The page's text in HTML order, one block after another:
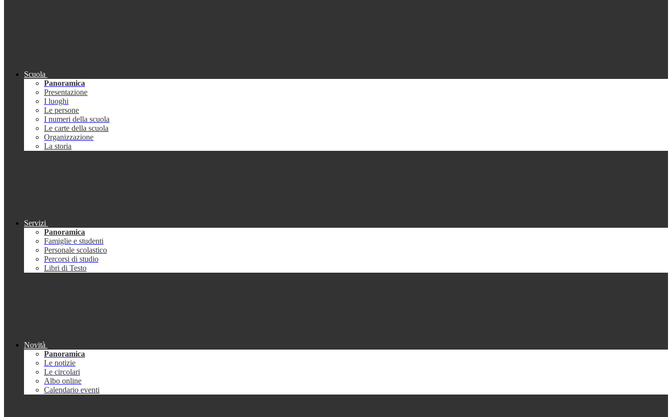
Scuola
Panoramica
Presentazione
I luoghi
Le persone
I numeri della scuola
Le carte della scuola
Organizzazione
La storia
Servizi
Panoramica
Famiglie e studenti
Personale scolastico
Percorsi di studio
Libri di Testo
Novità
Panoramica
Le notizie
Le circolari
Albo online
Calendario eventi